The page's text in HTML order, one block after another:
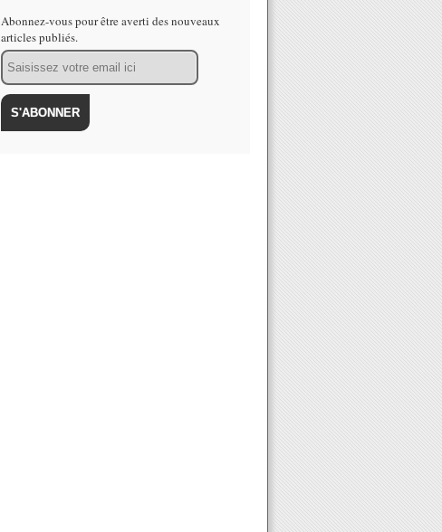
Abonnez-vous pour être averti des nouveaux
articles publiés.
Email